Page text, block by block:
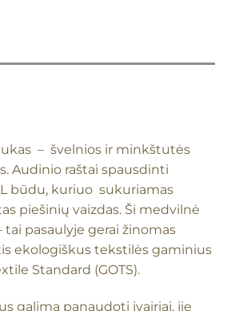
– švelnios ir minkštutės
Audinio raštai spausdinti
būdu, kuriuo sukuriamas
piešinių vaizdas. Ši medvilnė
tai pasaulyje gerai žinomas
ekologiškus tekstilės gaminius
Standard (GOTS).
galima panaudoti įvairiai, jie